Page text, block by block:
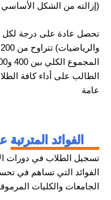
إزالته من الشكل الأساسي للاختبار بعد يونيو 2021)
تحصل عادة على درجة لكل من
الطالب على أداء كافة
عامة
الفوائد
تسجيل الطلاب في دورات
الفوائد التي تساهم في
الجامعات والكليات